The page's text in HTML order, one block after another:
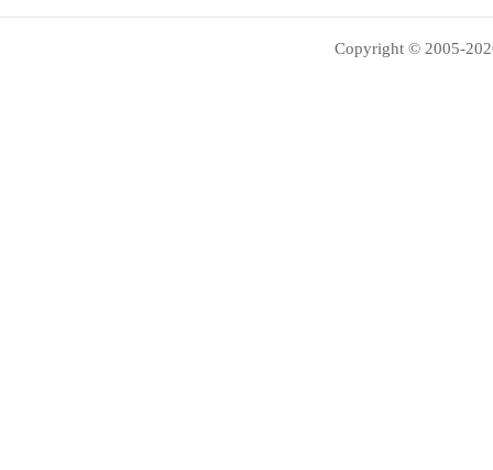
Copyright © 2005-